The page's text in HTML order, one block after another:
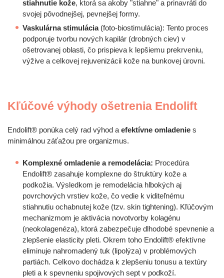
stiahnutie kože, ktorá sa akoby "stiahne" a prinavráti do
svojej pôvodnejšej, pevnejšej formy.
Vaskulárna stimulácia(foto-biostimulácia): Tento proces
podporuje tvorbu nových kapilár (drobných ciev) v
ošetrovanej oblasti, čo prispieva k lepšiemu prekrveniu,
výžive a celkovej rejuvenizácii kože na bunkovej úrovni.
Kľúčové výhody ošetrenia Endolift
Endolift® ponúka celý rad výhod a efektívne omladenie s
minimálnou záťažou pre organizmus.
Komplexné omladenie a remodelácia: Procedúra
Endolift® zasahuje komplexne do štruktúry kože a
podkožia. Výsledkom je remodelácia hlbokých aj
povrchových vrstiev kože, čo vedie k viditeľnému
stiahnutiu ochabnutej kože (tzv. skin tightening). Kľúčovým
mechanizmom je aktivácia novotvorby kolagénu
(neokolagenéza), ktorá zabezpečuje dlhodobé spevnenie a
zlepšenie elasticity pleti. Okrem toho Endolift® efektívne
eliminuje nahromadený tuk (lipolýza) v problémových
partiách. Celkovo dochádza k zlepšeniu tonusu a textúry
pleti a k spevneniu spojivových sept v podkoží.